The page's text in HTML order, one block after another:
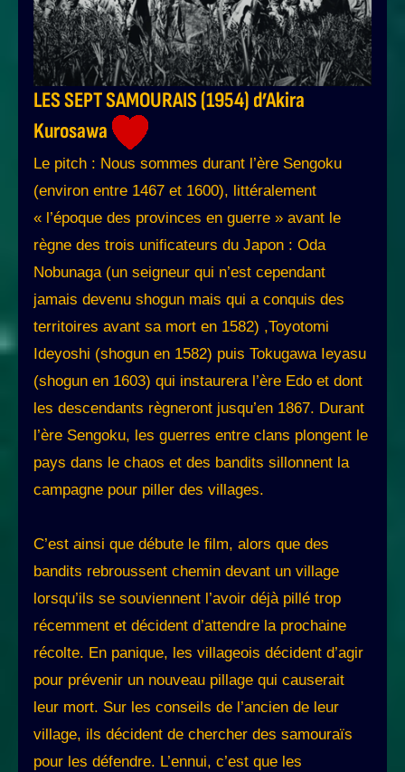
LES SEPT SAMOURAIS (1954) d’Akira
Kurosawa
Le pitch : Nous sommes durant l’ère Sengoku
(environ entre 1467 et 1600), littéralement
« l’époque des provinces en guerre » avant le
règne des trois unificateurs du Japon : Oda
Nobunaga (un seigneur qui n’est cependant
jamais devenu shogun mais qui a conquis des
territoires avant sa mort en 1582) ,Toyotomi
Ideyoshi (shogun en 1582) puis Tokugawa Ieyasu
(shogun en 1603) qui instaurera l’ère Edo et dont
les descendants règneront jusqu’en 1867. Durant
l’ère Sengoku, les guerres entre clans plongent le
pays dans le chaos et des bandits sillonnent la
campagne pour piller des villages.
C’est ainsi que débute le film, alors que des
bandits rebroussent chemin devant un village
lorsqu’ils se souviennent l’avoir déjà pillé trop
récemment et décident d’attendre la prochaine
récolte. En panique, les villageois décident d’agir
pour prévenir un nouveau pillage qui causerait
leur mort. Sur les conseils de l’ancien de leur
village, ils décident de chercher des samouraïs
pour les défendre. L’ennui, c’est que les